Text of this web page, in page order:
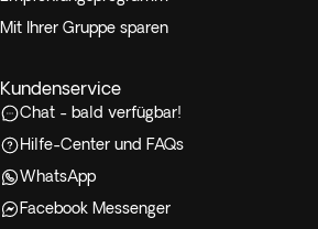
Mit Ihrer Gruppe sparen
Kundenservice
Chat - bald verfügbar!
Hilfe-Center und FAQs
WhatsApp
Facebook Messenger